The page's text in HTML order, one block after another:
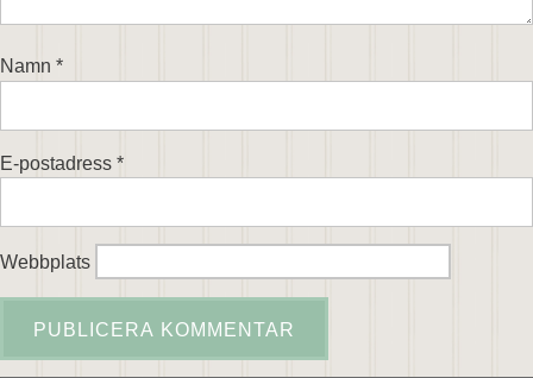
Namn *
E-postadress *
Webbplats